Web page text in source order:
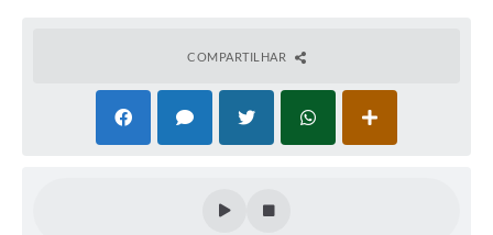
COMPARTILHAR